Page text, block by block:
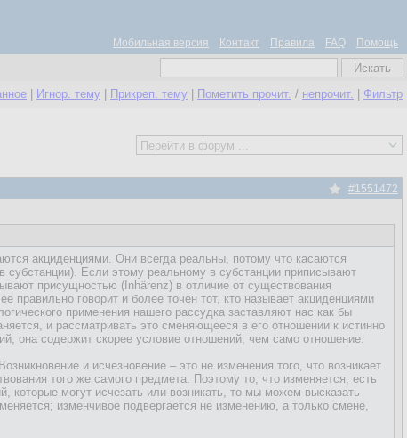
Мобильная версия Контакт Правила FAQ Помощь
Игнор. тему Прикреп. тему Пометить прочит. / непрочит. Фильтр
#1551472
акциденциями. Они всегда реальны, потому что касаются
Если этому реальному в субстанции приписывают
присущностью (Inhärenz) в отличие от существования
правильно говорит и более точен тот, кто называет акциденциями
применения нашего рассудка заставляют нас как бы
и рассматривать это сменяющееся в его отношении к истинно
она содержит скорее условие отношений, чем само отношение.
и исчезновение – это не изменения того, что возникает
того же самого предмета. Поэтому то, что изменяется, есть
которые могут исчезать или возникать, то мы можем высказать
изменчивое подвергается не изменению, а только смене,